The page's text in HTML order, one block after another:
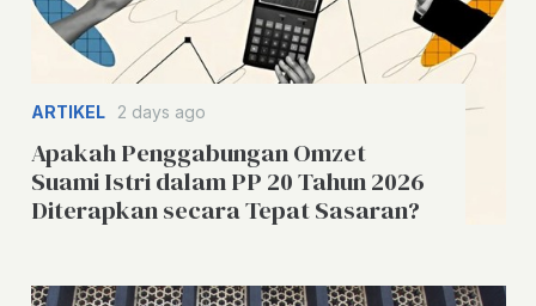
ARTIKEL 2 days ago
Apakah Penggabungan Omzet
Suami Istri dalam PP 20 Tahun 2026
Diterapkan secara Tepat Sasaran?